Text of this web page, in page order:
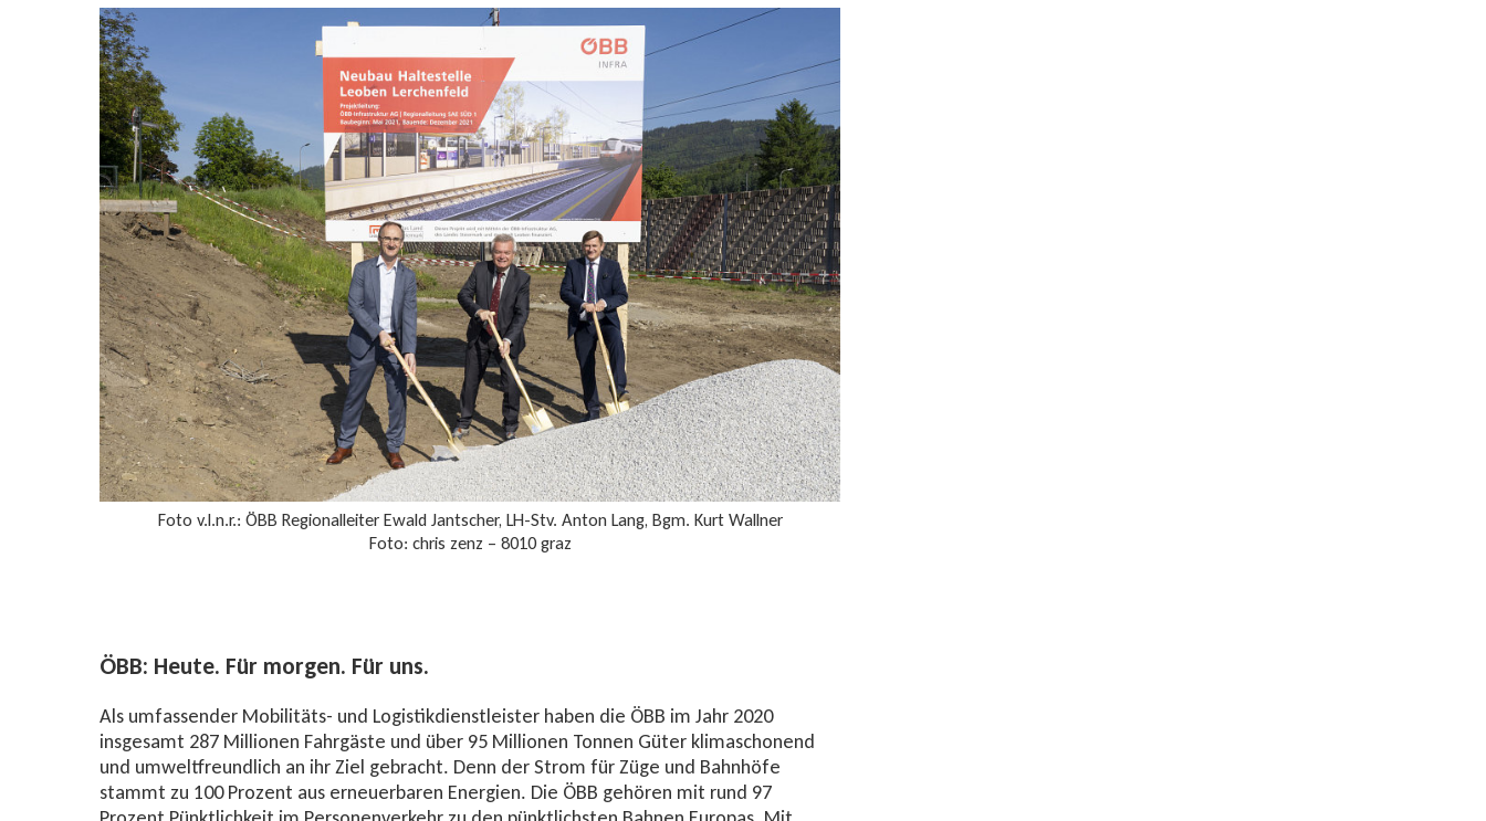
Foto v.l.n.r.: ÖBB Regionalleiter Ewald Jantscher, LH-Stv. Anton Lang, Bgm. Kurt Wallner
Foto: chris zenz – 8010 graz
ÖBB: Heute. Für morgen. Für uns.
Als umfassender Mobilitäts- und Logistikdienstleister haben die ÖBB im Jahr 2020
insgesamt 287 Millionen Fahrgäste und über 95 Millionen Tonnen Güter klimaschonend
und umweltfreundlich an ihr Ziel gebracht. Denn der Strom für Züge und Bahnhöfe
stammt zu 100 Prozent aus erneuerbaren Energien. Die ÖBB gehören mit rund 97